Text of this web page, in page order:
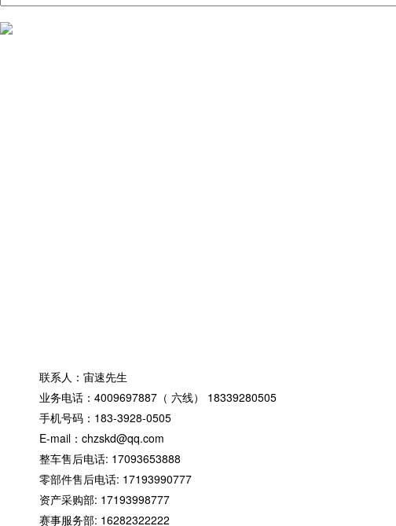
联系人：宙速先生
业务电话：4009697887（ 六线） 18339280505
手机号码：183-3928-0505
E-mail：chzskd@qq.com
整车售后电话: 17093653888
零部件售后电话: 17193990777
资产采购部: 17193998777
赛事服务部: 16282322222